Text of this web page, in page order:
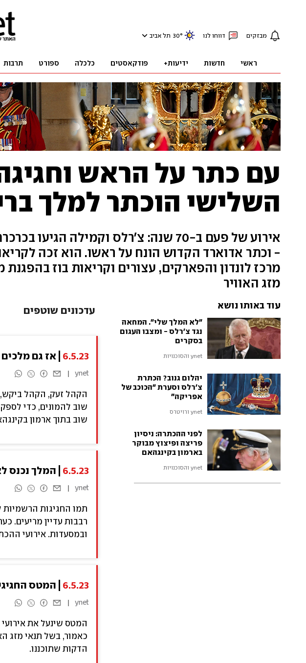
מבזקים דווחו לנו 30° תל אביב
ראשי חדשות ידיעות+ פודקאסטים כלכלה ספורט תרבות
עם כתר על הראש
השלישי הוכתר למלך
אירוע של פעם ב-70 שנה: צ'רלס
- וכתר אדוארד הקדוש הונח על ראשו. הוא זכה
מרכז לונדון והפארקים, עצורים וקריאות בוז
מזג האוויר
עוד באותו נושא
"לא המלך שלי". המחאה
נגד צ'רלס - ומצבו העגום
בסקרים
ynet והסוכנויות
יהלום גנוב? הכתרת
צ'רלס וסערת "הכוכב של
אפריקה"
ynet ורויטרס
לפני ההכתרה: ניסיון
פריצה ופיצוץ מבוקר
בארמון בקינגהאם
ynet והסוכנויות
עדכונים שוטפים
6.5.23 אז גם מלכים
ynet
הקהל זעק, הקהל ביקש,
שוב להמונים, כדי
שוב בתוך ארמון
6.5.23 המלך נכנס
ynet
תמו החגיגות הרשמיות
רבבות עדיין מריעים.
ובמסעדות. אירועי
6.5.23 המטס
ynet
המטס שינעל את
כאמור, בשל תנאי מזג
הדקות שתוכננו.